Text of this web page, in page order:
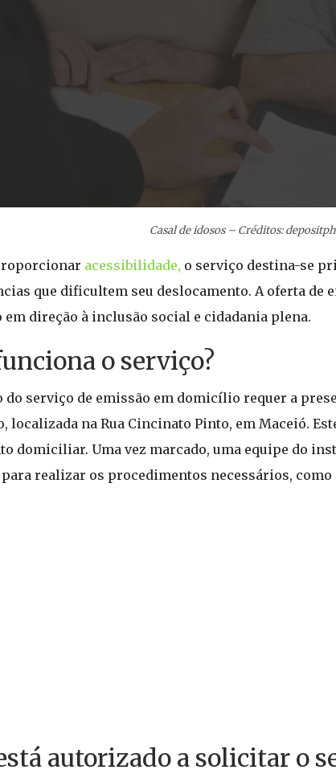
Casal de idosos – Créditos:
acessibilidade, o serviço destina-se
que dificultem seu deslocamento. A oferta de
direção à inclusão social e cidadania plena.
o serviço?
do serviço de emissão em domicílio requer a
localizada na Rua Cincinato Pinto, em Maceió.
domiciliar. Uma vez marcado, uma equipe do
realizar os procedimentos necessários,
autorizado a solicitar o